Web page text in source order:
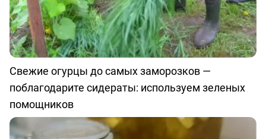
Свежие огурцы до самых заморозков —
поблагодарите сидераты: используем зеленых
помощников